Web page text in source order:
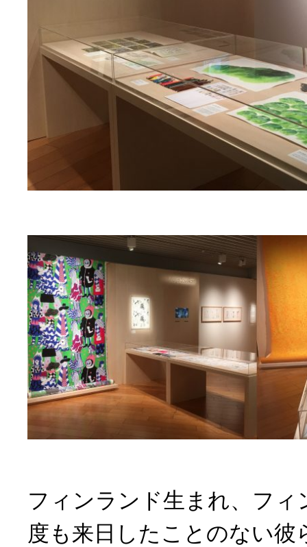
フィンランド生まれ、フィ
度も来日したことのない彼